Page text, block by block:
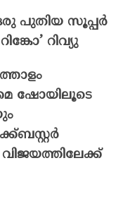
പുതിയ സൂപ്പർ
റിവ്യു
ഷോയിലൂടെ